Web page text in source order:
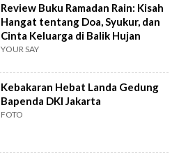
Review Buku Ramadan Rain: Kisah
Hangat tentang Doa, Syukur, dan
Cinta Keluarga di Balik Hujan
YOUR SAY
Kebakaran Hebat Landa Gedung
Bapenda DKI Jakarta
FOTO